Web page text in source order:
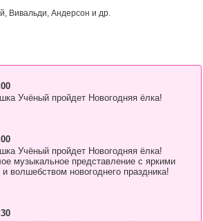
Вивальди, Андерсон и др.
Учёный пройдет Новогодняя ёлка!
Учёный пройдет Новогодняя ёлка!
музыкальное представление с яркими
волшебством новогоднего праздника!